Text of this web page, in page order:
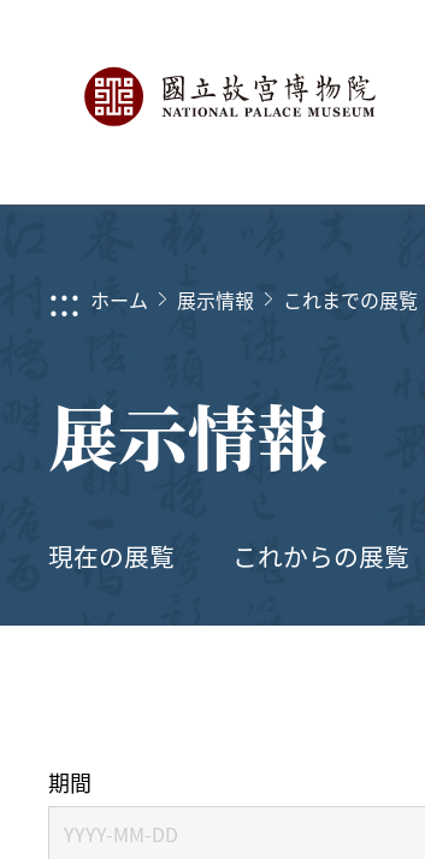
::: ホーム 展示情報 これまでの展覧
展示情報
現在の展覧 これからの展覧
期間